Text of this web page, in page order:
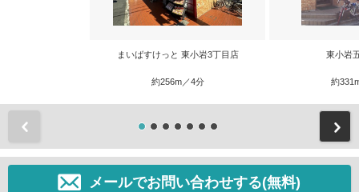
まいばすけっと 東小岩3丁目店
約256m／4分
東小岩
約
メールでお問い合わせする(無料)